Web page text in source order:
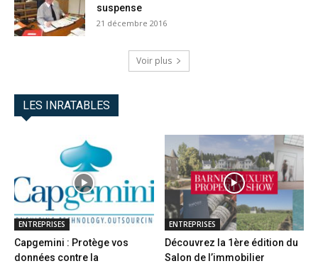
suspense
21 décembre 2016
Voir plus
LES INRATABLES
ENTREPRISES
Capgemini : Protège vos
données contre la
ENTREPRISES
Découvrez la 1ère édition du
Salon de l’immobilier